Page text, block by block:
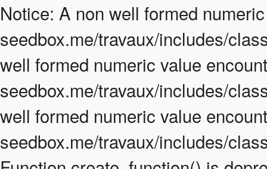
Notice: A non well formed
seedbox.me/travaux/includes/
well formed numeric value
seedbox.me/travaux/includes/
well formed numeric value
seedbox.me/travaux/includes/